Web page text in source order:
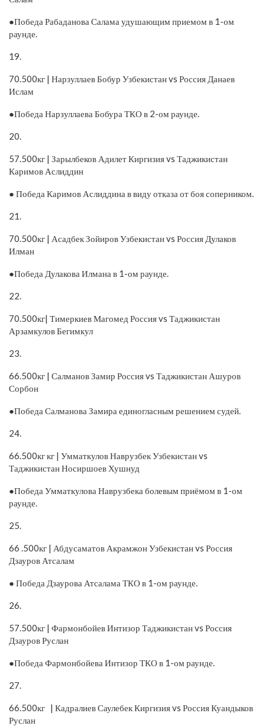
●Победа Рабаданова Салама удушающим приемом в 1-ом
раунде.
19.
70.500кг | Нарзуллаев Бобур Узбекистан vs Россия Данаев
Ислам
●Победа Нарзуллаева Бобура ТКО в 2-ом раунде.
20.
57.500кг | Зарылбеков Адилет Киргизия vs Таджикистан
Каримов Аслиддин
● Победа Каримов Аслиддина в виду отказа от боя соперником.
21.
70.500кг | Асадбек Зойиров Узбекистан vs Россия Дулаков
Илман
●Победа Дулакова Илмана в 1-ом раунде.
22.
70.500кг| Тимеркиев Магомед Россия vs Таджикистан
Арзамкулов Бегимкул
23.
66.500кг | Салманов Замир Россия vs Таджикистан Ашуров
Сорбон
●Победа Салманова Замира единогласным решением судей.
24.
66.500кг кг | Умматкулов Наврузбек Узбекистан vs
Таджикистан Носиршоев Хушнуд
●Победа Умматкулова Наврузбека болевым приёмом в 1-ом
раунде.
25.
66 .500кг | Абдусаматов Акрамжон Узбекистан vs Россия
Дзауров Атсалам
● Победа Дзаурова Атсалама ТКО в 1-ом раунде.
26.
57.500кг | Фармонбойев Интизор Таджикистан vs Россия
Дзауров Руслан
●Победа Фармонбойева Интизор ТКО в 1-ом раунде.
27.
66.500кг | Кадралиев Саулебек Киргизия vs Россия Куандыков
Руслан